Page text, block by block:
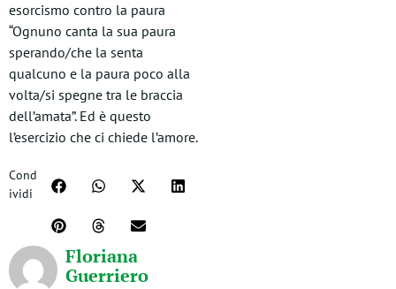
esorcismo contro la paura
“Ognuno canta la sua paura
sperando/che la senta
qualcuno e la paura poco alla
volta/si spegne tra le braccia
dell’amata”. Ed è questo
l’esercizio che ci chiede l’amore.
Cond
ividi
Floriana
Guerriero